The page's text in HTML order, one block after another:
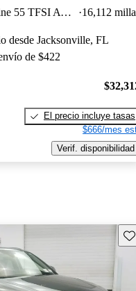
e quattro Prestige S Line 55 TFSI AWD 16,112
desde Jacksonville, FL
de $422
El precio incluye tasas
$666/mes
Verif. disponibilidad